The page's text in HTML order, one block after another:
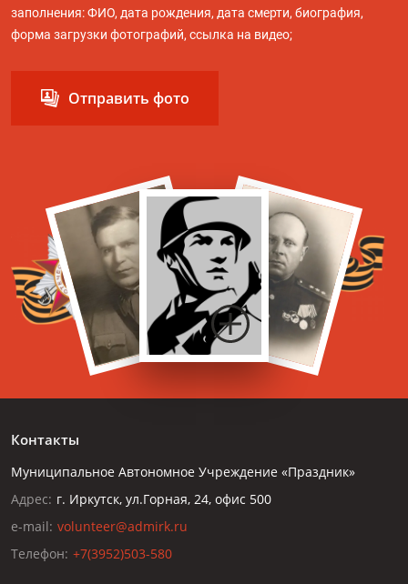
заполнения: ФИО, дата рождения, дата смерти, биография,
форма загрузки фотографий, ссылка на видео;
Отправить фото
Контакты
Муниципальное Автономное Учреждение «Праздник»
Адрес: г. Иркутск, ул.Горная, 24, офис 500
e-mail: volunteer@admirk.ru
Телефон: +7(3952)503-580